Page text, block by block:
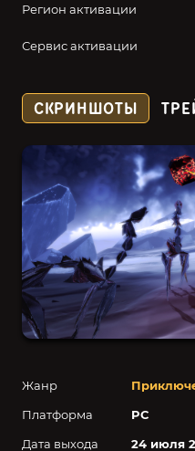
Регион активации
Сервис активации
Жанр
Платформа
PC
Дата выхода
24 июля
СКРИНШОТЫ